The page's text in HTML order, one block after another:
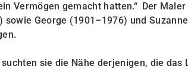
Vermögen gemacht hatten.“ Der Maler
George (1901–1976) und
sie die Nähe derjenigen, die das